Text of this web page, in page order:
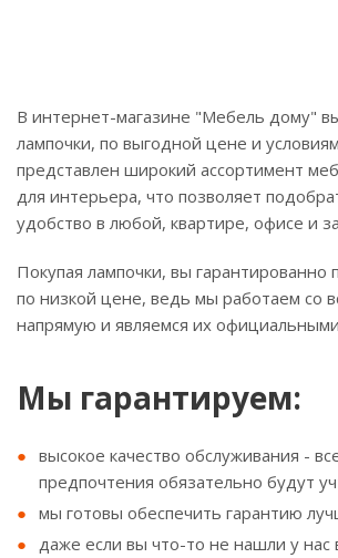
В интернет-магазине "Мебель дому"
лампочки, по выгодной цене и
представлен широкий ассортимент
для интерьера, что позволяет
удобство в любой, квартире, офисе и
Покупая лампочки, вы гарантированно
по низкой цене, ведь мы работаем со
напрямую и являемся их
Мы гарантируем:
высокое качество обслуживания -
предпочтения обязательно будут
мы готовы обеспечить гарантию
даже если вы что-то не нашли у нас